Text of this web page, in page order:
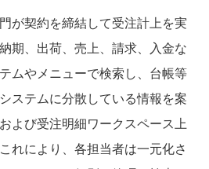
が契約を締結して受注計上を実
期、出荷、売上、請求、入金な
ムやメニューで検索し、台帳等
ステムに分散している情報を案
よび受注明細ワークスペース上
れにより、各担当者は一元化さ